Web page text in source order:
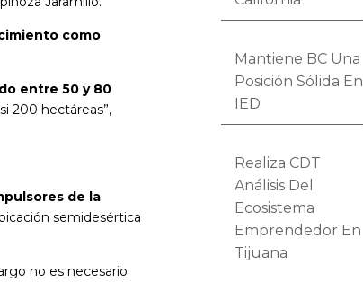
como
entre 50 y 80
200 hectáreas”,
de la
semidesértica
no es necesario
Mantiene BC Una
Posición Sólida En
IED
Realiza CDT
Análisis Del
Ecosistema
Emprendedor En
Tijuana